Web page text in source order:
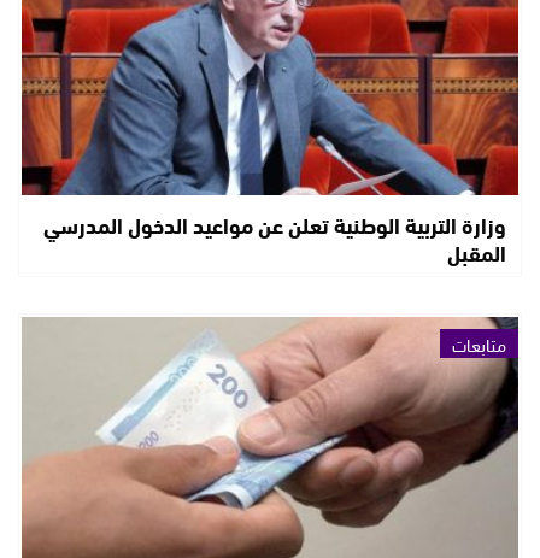
وزارة التربية الوطنية تعلن عن مواعيد الدخول المدرسي
المقبل
متابعات